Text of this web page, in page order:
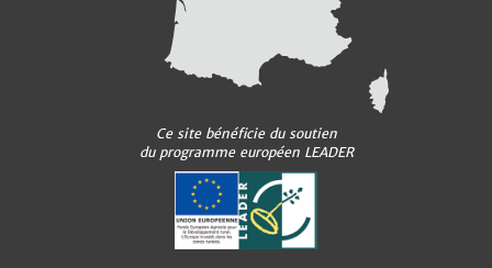
Ce site bénéficie du soutien
du programme européen LEADER